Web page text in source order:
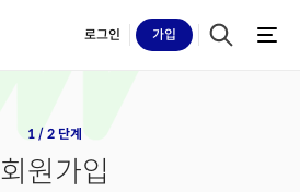
로그인 가입
1 / 2 단계
회원가입